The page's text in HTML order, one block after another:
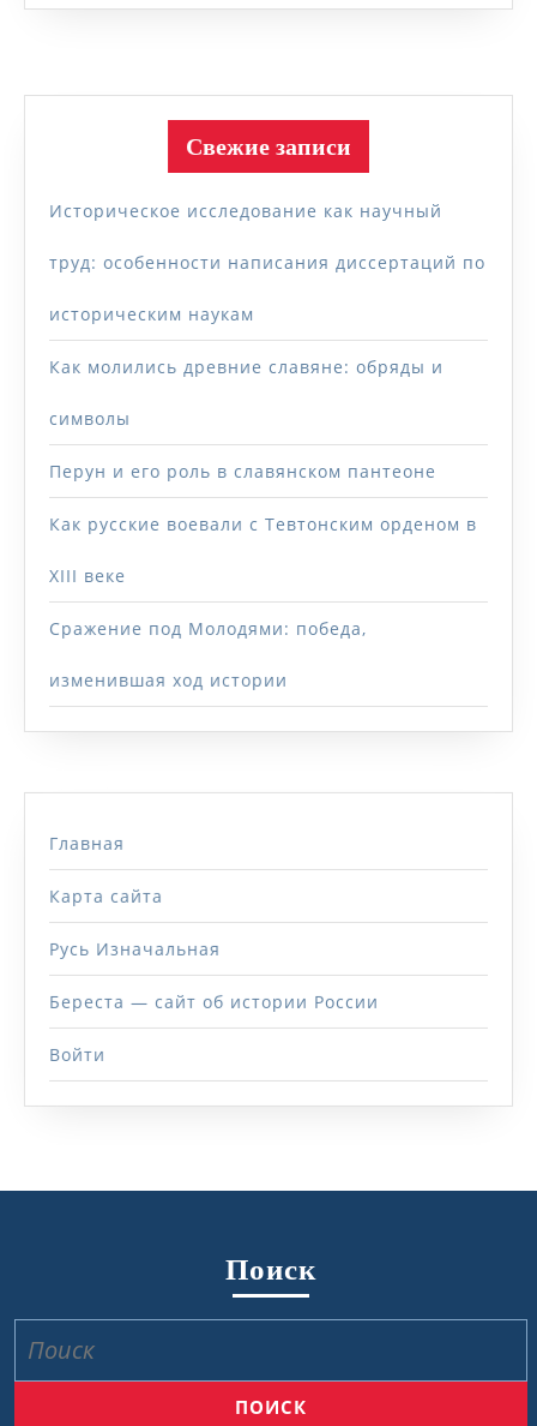
Свежие записи
Историческое исследование как научный
труд: особенности написания диссертаций по
историческим наукам
Как молились древние славяне: обряды и
символы
Перун и его роль в славянском пантеоне
Как русские воевали с Тевтонским орденом в
XIII веке
Сражение под Молодями: победа,
изменившая ход истории
Главная
Карта сайта
Русь Изначальная
Береста — сайт об истории России
Войти
Поиск